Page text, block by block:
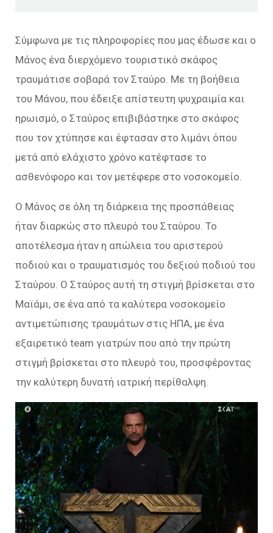
Σύμφωνα με τις πληροφορίες που μας έδωσε και ο
Μάνος ένα διερχόμενο τουριστικό σκάφος
τραυμάτισε σοβαρά τον Σταύρο. Με τη βοήθεια
του Μάνου, που έδειξε απίστευτη ψυχραιμία και
ηρωισμό, ο Σταύρος επιβιβάστηκε στο σκάφος
που τον χτύπησε και έφτασαν στο λιμάνι όπου
μετά από ελάχιστο χρόνο κατέφτασε το
ασθενόφορο και τον μετέφερε στο νοσοκομείο.
Ο Μάνος σε όλη τη διάρκεια της προσπάθειας
ήταν διαρκώς στο πλευρό του Σταύρου. Το
αποτέλεσμα ήταν η απώλεια του αριστερού
ποδιού και ο τραυματισμός του δεξιού ποδιού του
Σταύρου. Ο Σταύρος αυτή τη στιγμή βρίσκεται στο
Μαϊάμι, σε ένα από τα καλύτερα νοσοκομείο
αντιμετώπισης τραυμάτων στις ΗΠΑ, με ένα
εξαιρετικό team γιατρών που από την πρώτη
στιγμή βρίσκεται στο πλευρό του, προσφέροντας
την καλύτερη δυνατή ιατρική περίθαλψη.